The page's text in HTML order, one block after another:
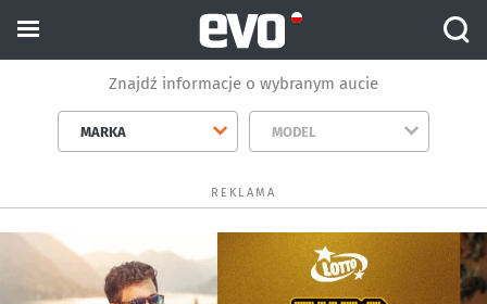
Znajdź informacje o wybranym aucie
MARKA MODEL
REKLAMA